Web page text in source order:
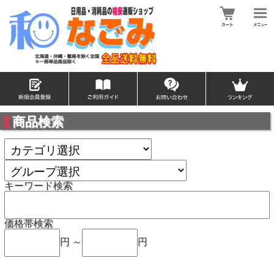
商品検索
キーワード検索
価格帯検索
円 ～
円